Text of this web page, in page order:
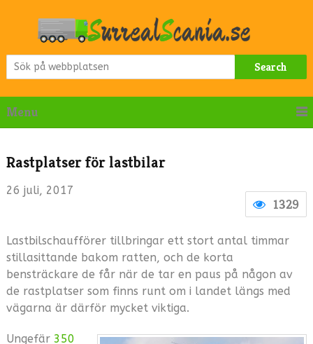
Search
Menu
Rastplatser för lastbilar
1329
26 juli, 2017
Lastbilschaufförer tillbringar ett stort antal timmar
stillasittande bakom ratten, och de korta
bensträckare de får när de tar en paus på någon av
de rastplatser som finns runt om i landet längs med
vägarna är därför mycket viktiga.
Ungefär 350